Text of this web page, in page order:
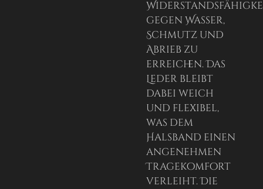
gegen Wasser,
Schmutz und
Abrieb zu
erreichen. Das
Leder bleibt
dabei weich
und flexibel,
was dem
Halsband einen
angenehmen
Tragekomfort
verleiht. Die